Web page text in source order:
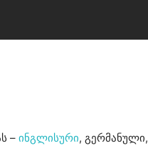
– ინგლისური, გერმანული,